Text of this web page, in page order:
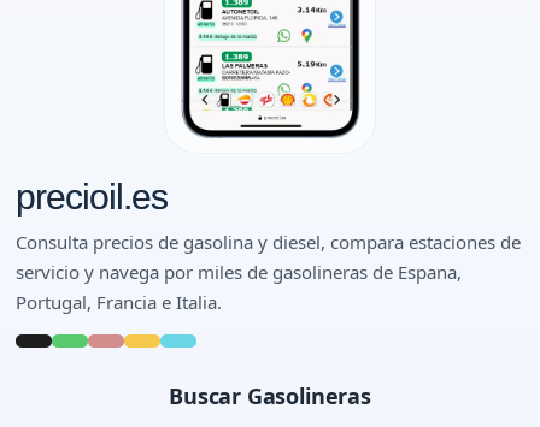
precioil.es
Consulta precios de gasolina y diesel, compara estaciones de
servicio y navega por miles de gasolineras de Espana,
Portugal, Francia e Italia.
Buscar Gasolineras